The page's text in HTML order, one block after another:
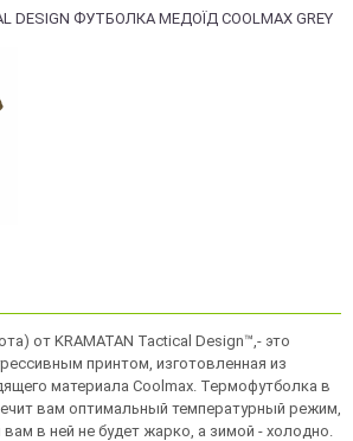
от KRAMATAN Tactical Design™,- это
принтом, изготовленная из
материала Coolmax. Термофутболка в
вам оптимальный температурный режим,
в ней не будет жарко, а зимой - холодно.